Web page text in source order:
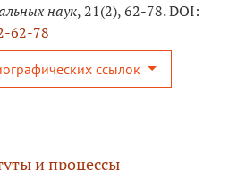
и процессы
наук, 21(2), 62-78. DOI:
62-78
ссылок